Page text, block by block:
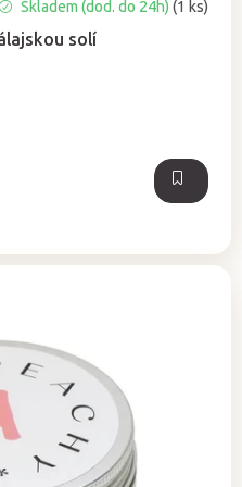
solí
Skladem (dod. do 24h) (1 ks)